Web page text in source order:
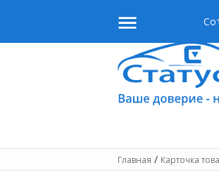
Главная / Карточка